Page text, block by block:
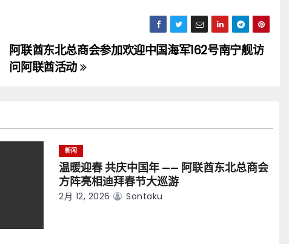
阿联酋东北总商会参加欢迎中国海军162号南宁舰访
问阿联酋活动
新闻
温暖迎春 共庆中国年 —— 阿联酋东北总商会
方阵亮相迪拜春节大巡游
2月 12, 2026 Sontaku